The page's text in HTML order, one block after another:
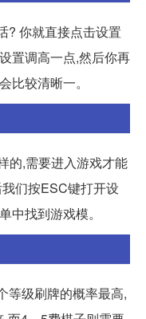
? 你就直接点击设置
置调高一点,然后你再
比较清晰一。
的,需要进入游戏才能
们按ESC键打开设
中找到游戏模。
等级刷牌的概率最高,